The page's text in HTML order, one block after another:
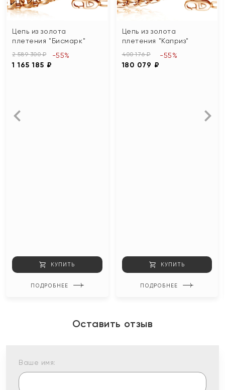
Цепь из золота
плетения "Бисмарк"
2 589 300 ₽
1 165 185 ₽
-55%
КУПИТЬ
ПОДРОБНЕЕ
Цепь из золота
плетения "Каприз"
400 176 ₽
180 079 ₽
-55%
КУПИТЬ
ПОДРОБНЕЕ
Оставить отзыв
Ваше имя: